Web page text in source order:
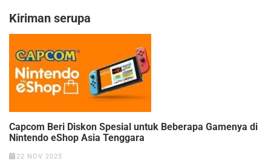
Kiriman serupa
Capcom Beri Diskon Spesial untuk Beberapa Gamenya di
Nintendo eShop Asia Tenggara
22 NOV 2025